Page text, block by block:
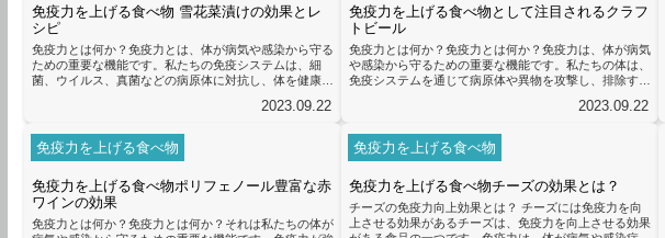
持するのに役立ちます。オリーブオ...
は、免疫力を向上させる効果があ...
免疫力を上げる食べ物 雪花菜漬けの効果とレ
シピ
免疫力とは何か？免疫力とは、体が病気や感染から守る
ための重要な機能です。私たちの免疫システムは、細
菌、ウイルス、真菌などの病原体に対抗し、体を健康な
にかかりにくくなり、回復も早くなると言われていま
重要です。食べ物は私たちの体に栄養を与えるだけでな
く、免疫システムをサポートするための重要な要素でも
どの栄養素は免疫力を向上させるため...
2023.09.22
免疫力を上げる食べ物として注目されるクラフ
トビール
免疫力とは何か？免疫力とは何か？免疫力は、体が病気
や感染から守るための重要な機能です。私たちの体は、
免疫システムを通じて病原体や異物を攻撃し、排除する
患に対して脆弱になります。免疫力を高めるためには、
取することで、体は必要な栄養素を得ることができま
す。特に、ビタミンCや亜鉛などの栄養素は免疫力を向
として注目されているのがクラフト...
2023.09.22
免疫力を上げる食べ物
免疫力を上げる食べ物ポリフェノール豊富な赤
ワインの効果
免疫力とは何か？免疫力とは何か？それは私たちの体が
免疫力を上げる食べ物
免疫力を上げる食べ物チーズの効果とは？
チーズの免疫力向上効果とは？ チーズには免疫力を向
上させる効果があるチーズは、免疫力を向上させる効果